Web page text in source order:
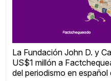
La Fundación John D. y
US$1 millón a
del periodismo en